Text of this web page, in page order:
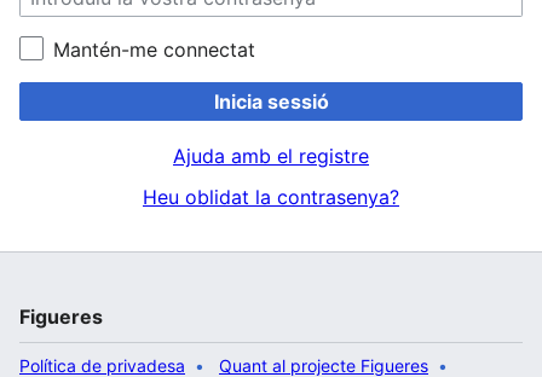
Mantén-me connectat
Inicia sessió
Ajuda amb el registre
Heu oblidat la contrasenya?
Figueres
Política de privadesa
Quant al projecte Figueres